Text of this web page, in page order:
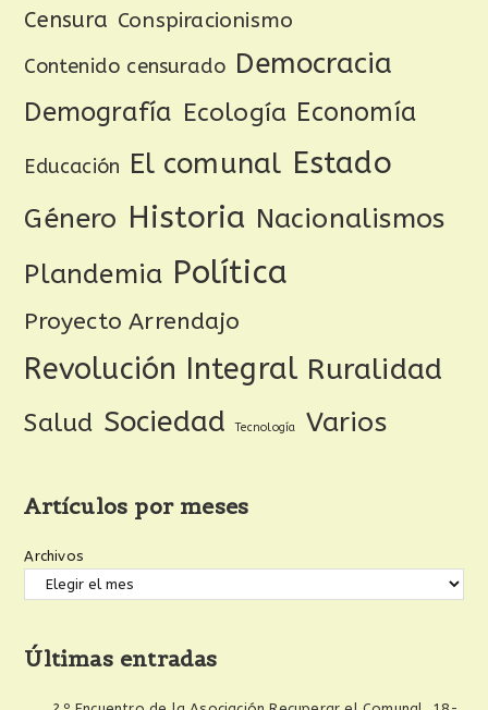
Censura Conspiracionismo
Contenido censurado Democracia
Demografía Ecología Economía
Educación El comunal Estado
Género Historia Nacionalismos
Plandemia Política
Proyecto Arrendajo
Revolución Integral Ruralidad
Salud Sociedad Tecnología Varios
Artículos por meses
Archivos
Últimas entradas